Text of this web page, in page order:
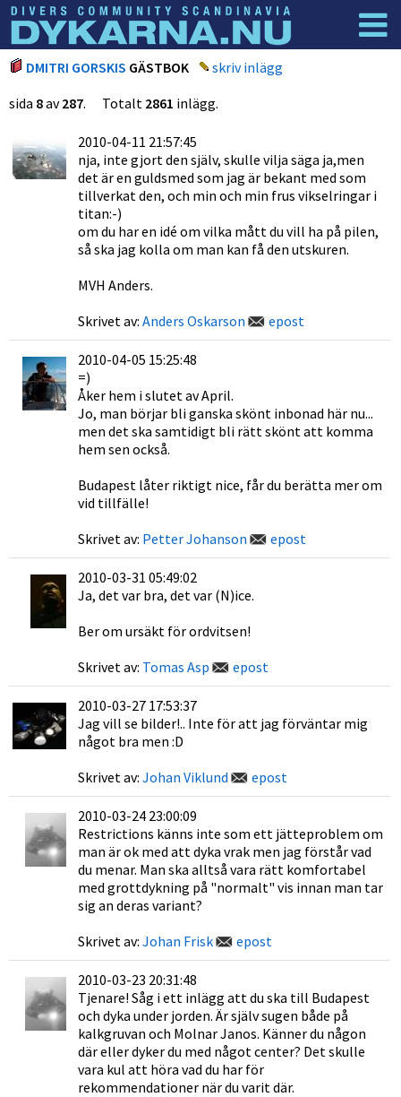
Dyknyheter
DMITRI GORSKIS GÄSTBOK
skriv inlägg
sida 8av287. Totalt 2861 inlägg.
2010-04-11 21:57:45
nja, inte gjort den själv, skulle vilja säga ja,men
det är en guldsmed som jag är bekant med som
tillverkat den, och min och min frus vikselringar i
titan:-)
om du har en idé om vilka mått du vill ha på pilen,
så ska jag kolla om man kan få den utskuren.
MVH Anders.
Skrivet av: Anders Oskarson epost
2010-04-05 15:25:48
=)
Åker hem i slutet av April.
Jo, man börjar bli ganska skönt inbonad här nu...
men det ska samtidigt bli rätt skönt att komma
hem sen också.
Budapest låter riktigt nice, får du berätta mer om
vid tillfälle!
Skrivet av: Petter Johanson epost
2010-03-31 05:49:02
Ja, det var bra, det var (N)ice.
Ber om ursäkt för ordvitsen!
Skrivet av: Tomas Asp epost
2010-03-27 17:53:37
Jag vill se bilder!.. Inte för att jag förväntar mig
något bra men :D
Skrivet av: Johan Viklund epost
2010-03-24 23:00:09
Restrictions känns inte som ett jätteproblem om
man är ok med att dyka vrak men jag förstår vad
du menar. Man ska alltså vara rätt komfortabel
med grottdykning på "normalt" vis innan man tar
sig an deras variant?
Skrivet av: Johan Frisk epost
2010-03-23 20:31:48
Tjenare! Såg i ett inlägg att du ska till Budapest
och dyka under jorden. Är själv sugen både på
kalkgruvan och Molnar Janos. Känner du någon
där eller dyker du med något center? Det skulle
vara kul att höra vad du har för
rekommendationer när du varit där.